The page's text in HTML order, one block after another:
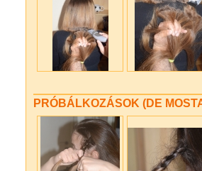
PRÓBÁLKOZÁSOK (DE